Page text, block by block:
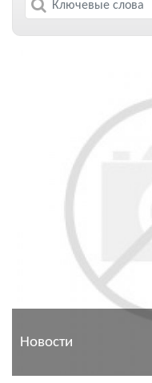
Новости